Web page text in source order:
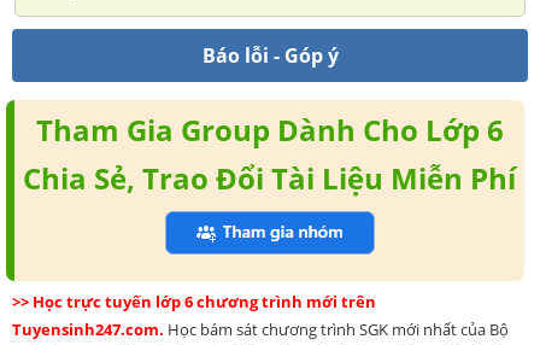
Báo lỗi - Góp ý
Tham Gia Group Dành Cho Lớp 6
Chia Sẻ, Trao Đổi Tài Liệu Miễn Phí
>> Học trực tuyến lớp 6 chương trình mới trên
Tuyensinh247.com. Học bám sát chương trình SGK mới nhất của Bộ